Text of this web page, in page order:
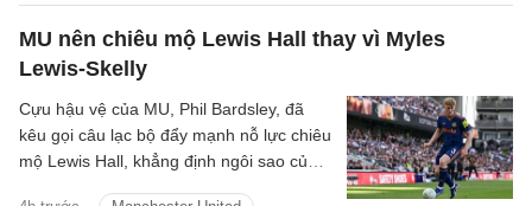
MU nên chiêu mộ Lewis Hall thay vì Myles
Lewis-Skelly
Cựu hậu vệ của MU, Phil Bardsley, đã
kêu gọi câu lạc bộ đẩy mạnh nỗ lực chiêu
mộ Lewis Hall, khẳng định ngôi sao của